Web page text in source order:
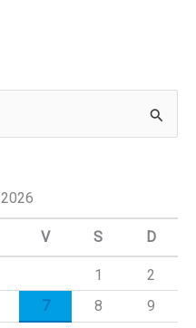
V S D
1
2
7 8 9